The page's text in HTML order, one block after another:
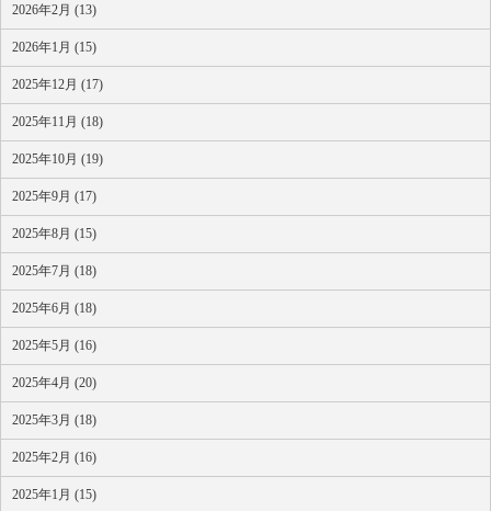
2026年2月 (13)
2026年1月 (15)
2025年12月 (17)
2025年11月 (18)
2025年10月 (19)
2025年9月 (17)
2025年8月 (15)
2025年7月 (18)
2025年6月 (18)
2025年5月 (16)
2025年4月 (20)
2025年3月 (18)
2025年2月 (16)
2025年1月 (15)